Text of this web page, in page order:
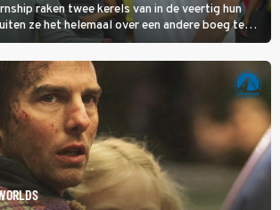
raken twee kerels van in de veertig hun
ze het helemaal over een andere boeg te
aan de slag te gaan bij Google.